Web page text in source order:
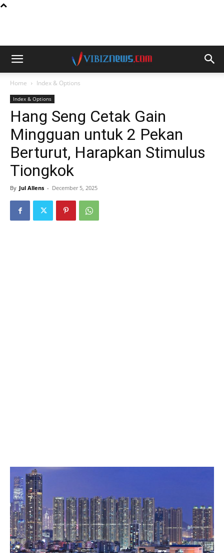
Home Index & Options
Index & Options
Hang Seng Cetak Gain
Mingguan untuk 2 Pekan
Berturut, Harapkan Stimulus
Tiongkok
By Jul Allens - December 5, 2025